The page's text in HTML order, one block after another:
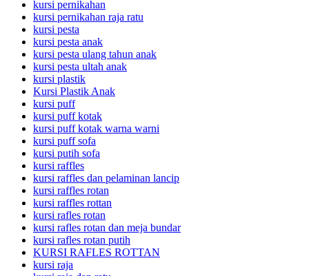
kursi pernikahan
kursi pernikahan raja ratu
kursi pesta
kursi pesta anak
kursi pesta ulang tahun anak
kursi pesta ultah anak
kursi plastik
Kursi Plastik Anak
kursi puff
kursi puff kotak
kursi puff kotak warna warni
kursi puff sofa
kursi putih sofa
kursi raffles
kursi raffles dan pelaminan lancip
kursi raffles rotan
kursi raffles rottan
kursi rafles rotan
kursi rafles rotan dan meja bundar
kursi rafles rotan putih
KURSI RAFLES ROTTAN
kursi raja